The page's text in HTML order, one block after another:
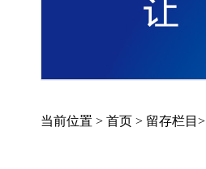
当前位置 > 首页 > 留存栏目 >